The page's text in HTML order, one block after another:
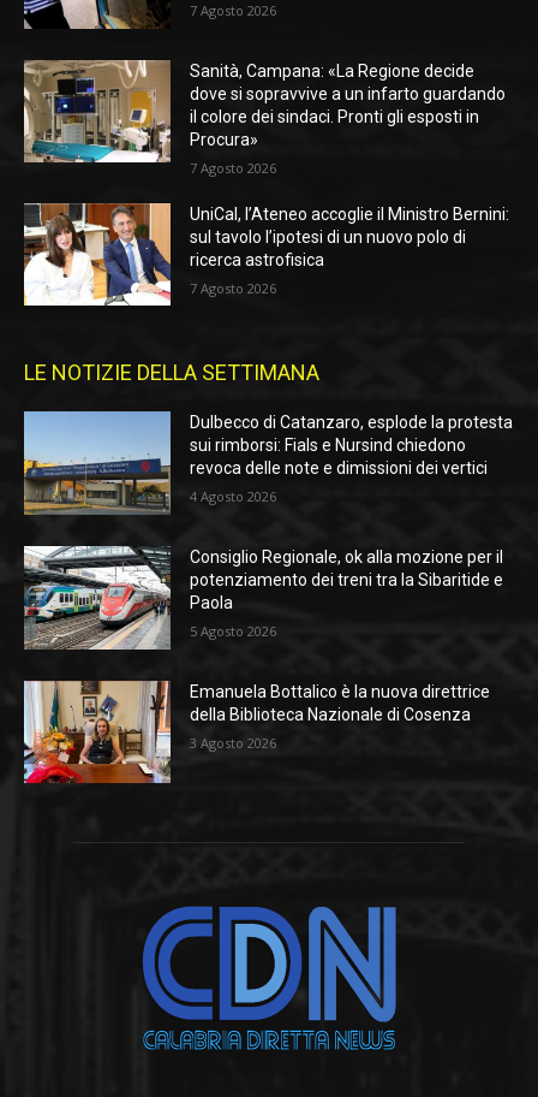
7 Agosto 2026
Sanità, Campana: «La Regione decide
dove si sopravvive a un infarto guardando
il colore dei sindaci. Pronti gli esposti in
Procura»
7 Agosto 2026
UniCal, l’Ateneo accoglie il Ministro Bernini:
sul tavolo l’ipotesi di un nuovo polo di
ricerca astrofisica
7 Agosto 2026
LE NOTIZIE DELLA SETTIMANA
Dulbecco di Catanzaro, esplode la protesta
sui rimborsi: Fials e Nursind chiedono
revoca delle note e dimissioni dei vertici
4 Agosto 2026
Consiglio Regionale, ok alla mozione per il
potenziamento dei treni tra la Sibaritide e
Paola
5 Agosto 2026
Emanuela Bottalico è la nuova direttrice
della Biblioteca Nazionale di Cosenza
3 Agosto 2026